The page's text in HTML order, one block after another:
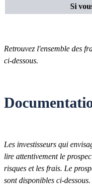
Si
Retrouvez l'ensemble des
ci-dessous.
Les investisseurs qui
lire attentivement le
risques et les frais. Le
sont disponibles ci-dessous.